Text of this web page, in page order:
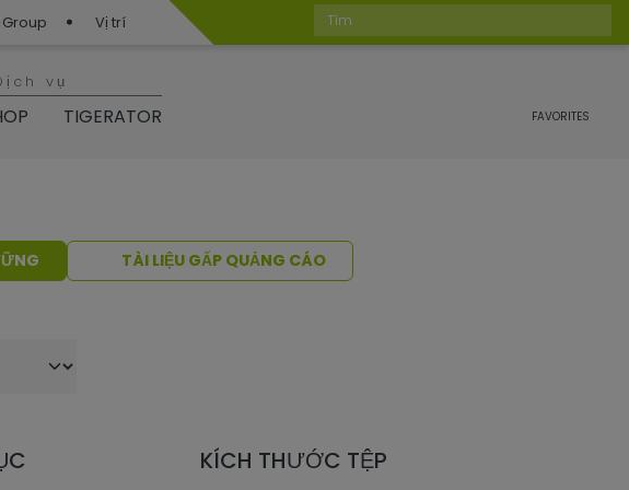
Group Vị trí
Tìm
vụ
TIGERATOR FAVORITES
TÀI LIỆU GẤP QUẢNG CÁO
KÍCH THƯỚC TỆP